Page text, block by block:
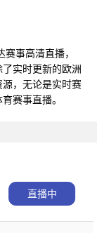
事高清直播，
实时更新的欧洲
，无论是实时赛
赛事直播。
直播中